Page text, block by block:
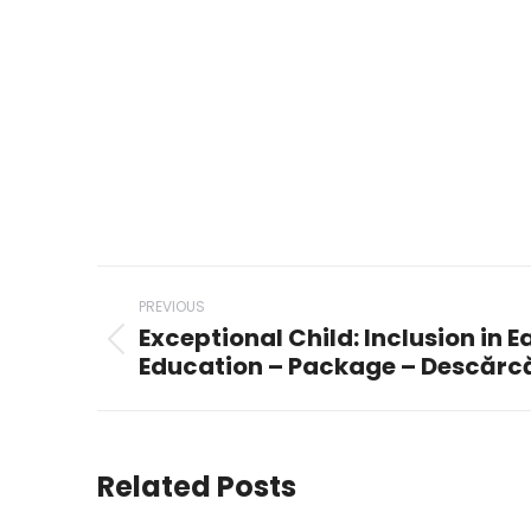
Post
navigation
PREVIOUS
Previous
Exceptional Child: Inclusion in
Education – Package –
Related Posts